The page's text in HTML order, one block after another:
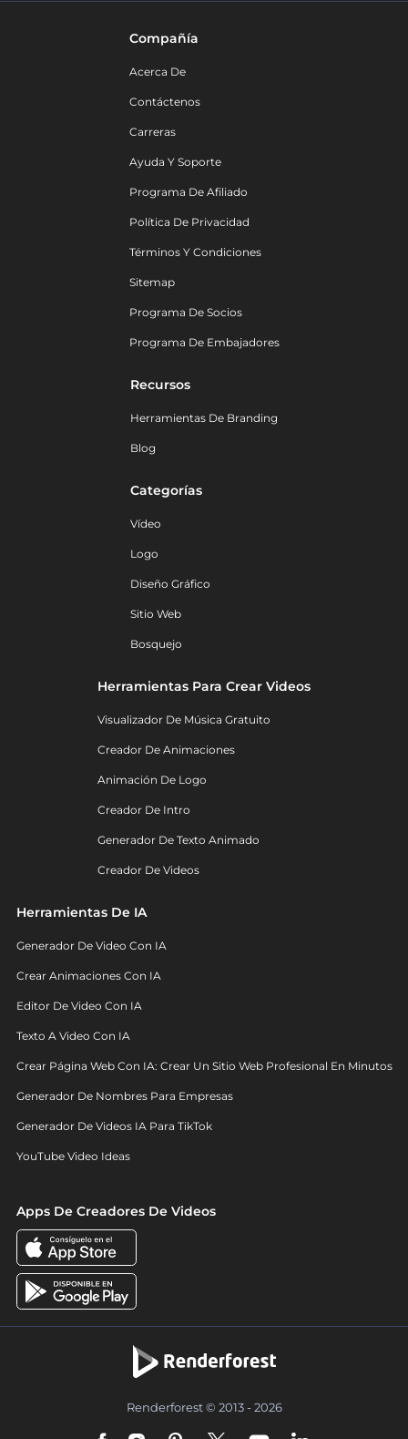
Compañía
Acerca De
Contáctenos
Carreras
Ayuda Y Soporte
Programa De Afiliado
Política De Privacidad
Términos Y Condiciones
Sitemap
Programa De Socios
Programa De Embajadores
Recursos
Herramientas De Branding
Blog
Categorías
Vídeo
Logo
Diseño Gráfico
Sitio Web
Bosquejo
Herramientas Para Crear Videos
Visualizador De Música Gratuito
Creador De Animaciones
Animación De Logo
Creador De Intro
Generador De Texto Animado
Creador De Videos
Herramientas De IA
Generador De Video Con IA
Crear Animaciones Con IA
Editor De Video Con IA
Texto A Video Con IA
Crear Página Web Con IA: Crear Un Sitio Web Profesional En Minutos
Generador De Nombres Para Empresas
Generador De Videos IA Para TikTok
YouTube Video Ideas
Apps De Creadores De Videos
Renderforest © 2013 - 2026